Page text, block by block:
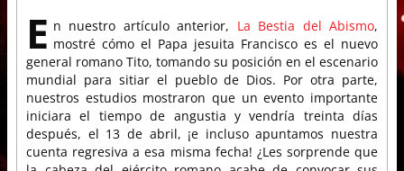
E n nuestro artículo anterior, La Bestia del Abismo,
mostré cómo el Papa jesuita Francisco es el nuevo
general romano Tito, tomando su posición en el escenario
mundial para sitiar el pueblo de Dios. Por otra parte,
nuestros estudios mostraron que un evento importante
iniciara el tiempo de angustia y vendría treinta días
después, el 13 de abril, ¡e incluso apuntamos nuestra
cuenta regresiva a esa misma fecha! ¿Les sorprende que